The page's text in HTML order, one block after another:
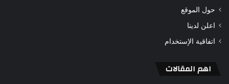
حول الموقع
اعلن لدينا
اتفاقية الإستخدام
اهم المقالات